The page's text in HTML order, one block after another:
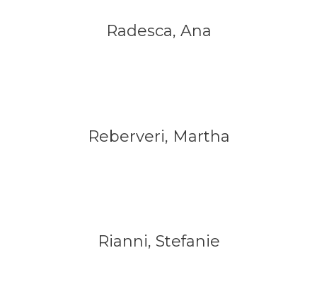
Radesca, Ana
Reberveri, Martha
Rianni, Stefanie